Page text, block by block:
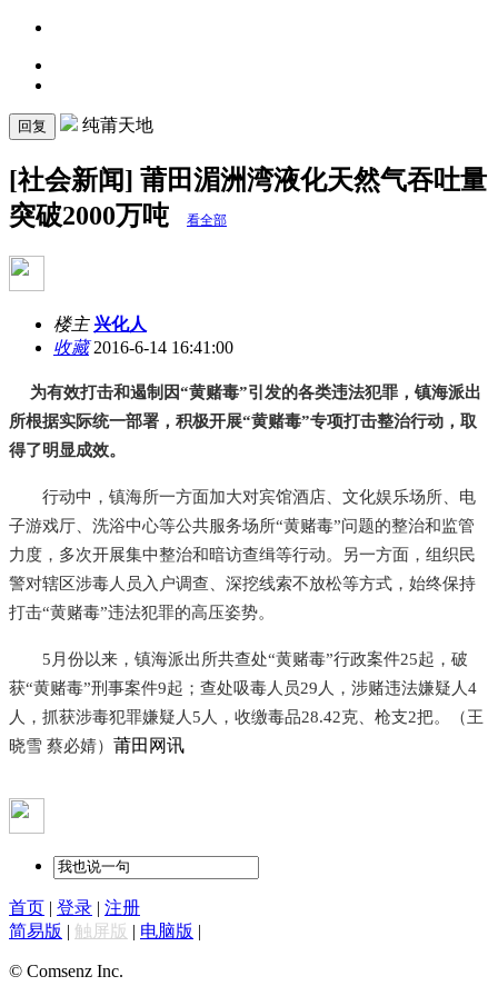
回复 纯莆天地
[社会新闻] 莆田湄洲湾液化天然气吞吐量
突破2000万吨
看全部
楼主 兴化人
收藏2016-6-14 16:41:00
为有效打击和遏制因“黄赌毒”引发的各类违法犯罪，镇海派出
所根据实际统一部署，积极开展“黄赌毒”专项打击整治行动，取
得了明显成效。
行动中，镇海所一方面加大对宾馆酒店、文化娱乐场所、电
子游戏厅、洗浴中心等公共服务场所“黄赌毒”问题的整治和监管
力度，多次开展集中整治和暗访查缉等行动。另一方面，组织民
警对辖区涉毒人员入户调查、深挖线索不放松等方式，始终保持
打击“黄赌毒”违法犯罪的高压姿势。
5月份以来，镇海派出所共查处“黄赌毒”行政案件25起，破
获“黄赌毒”刑事案件9起；查处吸毒人员29人，涉赌违法嫌疑人4
人，抓获涉毒犯罪嫌疑人5人，收缴毒品28.42克、枪支2把。（王
晓雪 蔡必婧） 莆田网讯
首页 | 登录 | 注册
简易版 | 触屏版 | 电脑版 |
© Comsenz Inc.